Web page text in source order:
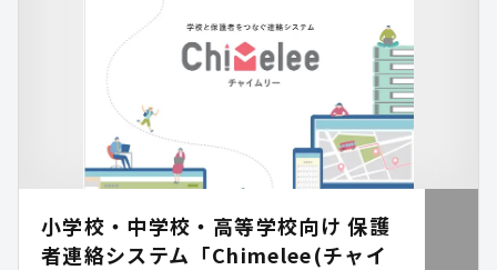
小学校・中学校・高等学校向け 保護
者連絡システム「Chimelee(チャイ